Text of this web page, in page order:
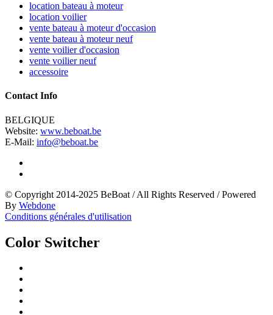
location bateau à moteur
location voilier
vente bateau à moteur d'occasion
vente bateau à moteur neuf
vente voilier d'occasion
vente voilier neuf
accessoire
Contact Info
BELGIQUE
Website: www.beboat.be
E-Mail: info@beboat.be
© Copyright 2014-2025 BeBoat /All Rights Reserved /Powered
By Webdone
Conditions générales d'utilisation
Color Switcher